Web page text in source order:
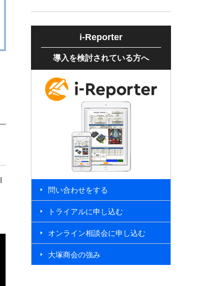
i-Reporter
導入を検討されている方へ
問い合わせをする
トライアルに申し込む
オンライン相談会に申し込む
大塚商会の強み